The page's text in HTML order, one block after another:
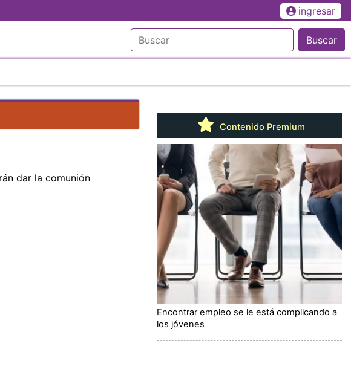
ingresar
Buscar
dar la comunión
Contenido Premium
Encontrar empleo se le está complicando a
los jóvenes